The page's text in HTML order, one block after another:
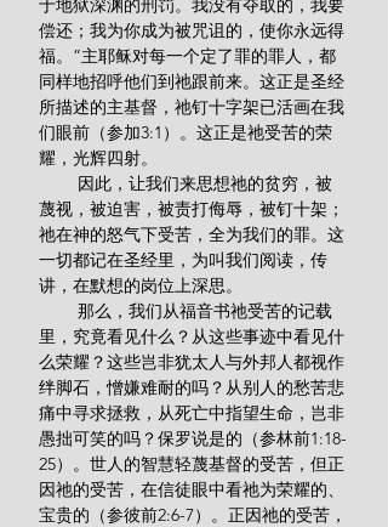
于地狱深渊的刑罚。我没有夺取的，我要
偿还；我为你成为被咒诅的，使你永远得
福。”主耶稣对每一个定了罪的罪人，都
同样地招呼他们到祂跟前来。这正是圣经
所描述的主基督，祂钉十字架已活画在我
们眼前（参加3:1）。这正是祂受苦的荣
耀，光辉四射。
蔑视，被迫害，被责打侮辱，被钉十架；
祂在神的怒气下受苦，全为我们的罪。这
一切都记在圣经里，为叫我们阅读，传
讲，在默想的岗位上深思。
里，究竟看见什么？从这些事迹中看见什
么荣耀？这些岂非犹太人与外邦人都视作
绊脚石，憎嫌难耐的吗？从别人的愁苦悲
痛中寻求拯救，从死亡中指望生命，岂非
愚拙可笑的吗？保罗说是的（参林前1:18-
25）。世人的智慧轻蔑基督的受苦，但正
因祂的受苦，在信徒眼中看祂为荣耀的、
宝贵的（参彼前2:6-7）。正因祂的受苦，